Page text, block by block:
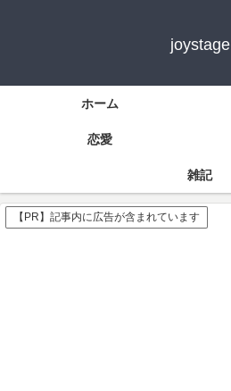
joystage
ホーム
恋愛
雑記
【PR】記事内に広告が含まれています